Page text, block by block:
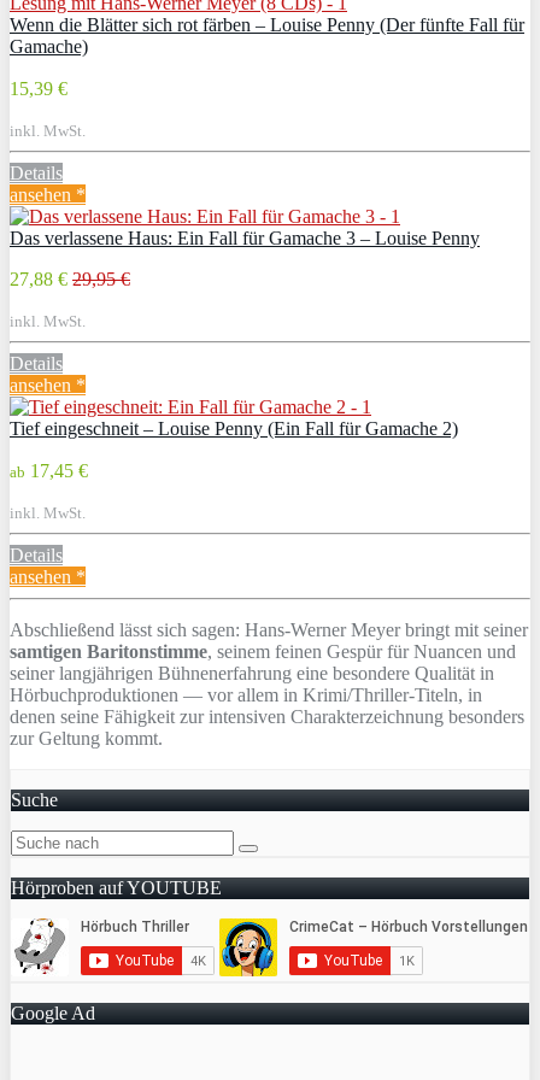
Wenn die Blätter sich rot färben – Louise Penny (Der fünfte Fall für
Gamache)
15,39 €
inkl. MwSt.
Details
ansehen *
Das verlassene Haus: Ein Fall für Gamache 3 – Louise Penny
27,88 € 29,95 €
inkl. MwSt.
Details
ansehen *
Tief eingeschneit – Louise Penny (Ein Fall für Gamache 2)
ab 17,45 €
inkl. MwSt.
Details
ansehen *
Abschließend lässt sich sagen: Hans-Werner Meyer bringt mit seiner
samtigen Baritonstimme, seinem feinen Gespür für Nuancen und
seiner langjährigen Bühnenerfahrung eine besondere Qualität in
Hörbuchproduktionen — vor allem in Krimi/Thriller-Titeln, in
denen seine Fähigkeit zur intensiven Charakterzeichnung besonders
zur Geltung kommt.
Suche
Hörproben auf YOUTUBE
Google Ad